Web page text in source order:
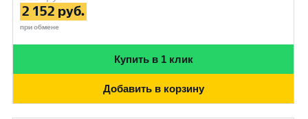
2 152 руб.
при обмене
Купить в 1 клик
Добавить в корзину